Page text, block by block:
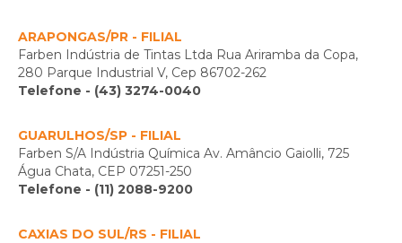
ARAPONGAS/PR - FILIAL
Farben Indústria de Tintas Ltda Rua Ariramba da Copa,
280 Parque Industrial V, Cep 86702-262
Telefone - (43) 3274-0040
GUARULHOS/SP - FILIAL
Farben S/A Indústria Química Av. Amâncio Gaiolli, 725
Água Chata, CEP 07251-250
Telefone - (11) 2088-9200
CAXIAS DO SUL/RS - FILIAL